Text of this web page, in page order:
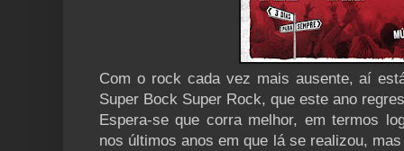
Com o rock cada vez mais ausente, aí
Super Bock Super Rock, que este ano
Espera-se que corra melhor, em termos
nos últimos anos em que lá se realizou,